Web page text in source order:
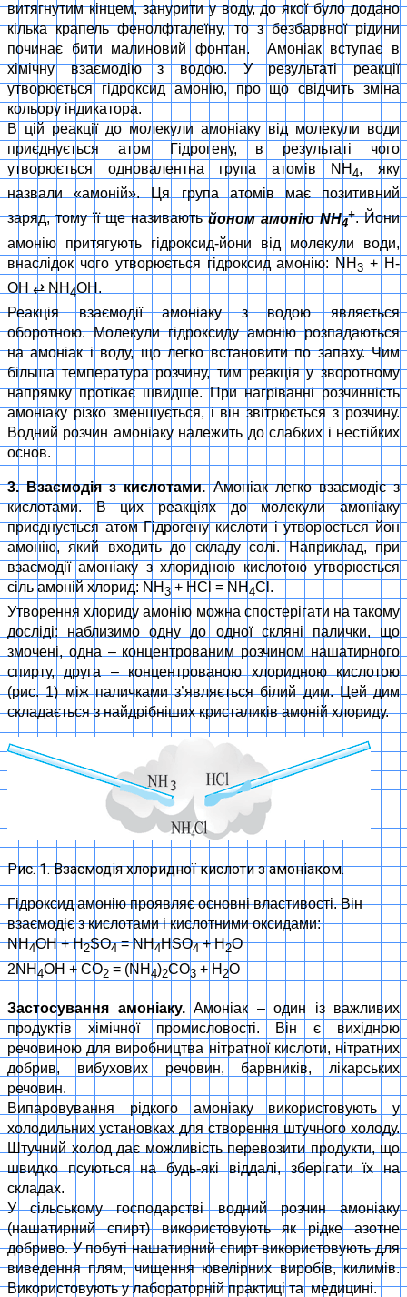
витягнутим кінцем, занурити у воду, до якої було додано
кілька крапель фенолфталеїну, то з безбарвної рідини
починає бити малиновий фонтан. Амоніак вступає в
хімічну взаємодію з водою. У результаті реакції
утворюється гідроксид амонію, про що свідчить зміна
кольору індикатора.
В цій реакції до молекули амоніаку від молекули води
приєднується атом Гідрогену, в результаті чого
утворюється одновалентна група атомів NH 4, яку
назвали «амоній». Ця група атомів має позитивний
заряд, тому її ще називаютьйоном амонію NH4
+. Йони
амонію притягують гідроксид-йони від молекули води,
внаслідок чого утворюється гідроксид амонію: NH3 + H-
OH ⇄ NH 4OH.
Реакція взаємодії амоніаку з водою являється
оборотною. Молекули гідроксиду амонію розпадаються
на амоніак і воду, що легко встановити по запаху. Чим
більша температура розчину, тим реакція у зворотному
напрямку протікає швидше. При нагріванні розчинність
амоніаку різко зменшується, і він звітрюється з розчину.
Водний розчин амоніаку належить до слабких і нестійких
основ.
3. Взаємодія з кислотами.Амоніак легко взаємодіє з
кислотами. В цих реакціях до молекули амоніаку
приєднується атом Гідрогену кислоти і утворюється йон
амонію, який входить до складу солі. Наприклад, при
взаємодії амоніаку з хлоридною кислотою утворюється
сіль амоній хлорид: NH 3 + HCl = NH 4Cl.
Утворення хлориду амонію можна спостерігати на такому
досліді: наблизимо одну до одної скляні палички, що
змочені, одна – концентрованим розчином нашатирного
спирту, друга – концентрованою хлоридною кислотою
(рис. 1) між паличками з’являється білий дим. Цей дим
складається з найдрібніших кристаликів амоній хлориду.
Рис. 1. Взаємодія хлоридної кислоти з амоніаком.
Гідроксид амонію проявляє основні властивості. Він
взаємодіє з кислотами і кислотними оксидами:
NH4OH + H2SO4= NH4HSO4+ H2O
2NH 4OH + CO2 = (NH 4)2CO3 + H 2O
Застосування амоніаку.Амоніак – один із важливих
продуктів хімічної промисловості. Він є вихідною
речовиною для виробництва нітратної кислоти, нітратних
добрив, вибухових речовин, барвників, лікарських
речовин.
Випаровування рідкого амоніаку використовують у
холодильних установках для створення штучного холоду.
Штучний холод дає можливість перевозити продукти, що
швидко псуються на будь-які віддалі, зберігати їх на
складах.
У сільському господарстві водний розчин амоніаку
(нашатирний спирт) використовують як рідке азотне
добриво. У побуті нашатирний спирт використовують для
виведення плям, чищення ювелірних виробів, килимів.
Використовують у лабораторній практиці та медицині.